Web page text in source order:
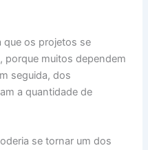
que os projetos se
porque muitos dependem
seguida, dos
a quantidade de
se tornar um dos